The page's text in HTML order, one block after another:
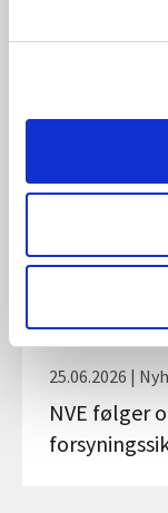
25.06.2026 |
NVE følger